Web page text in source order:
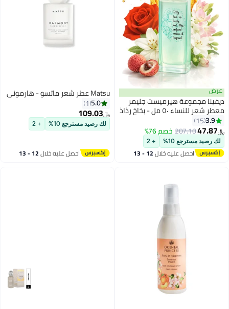
عرض
ديفينا مجموعة هيرميست جليمر
معطر شعر للنساء ٥٠ مل - بخاخ رذاذ
للشعر يدوم طويلًا | عطر للشعر
للاستخدام اليومي
3.9
15
﷼‏47.87
207.10خصم 76%
لك رصيد مسترجع 10% + 2
احصل عليه خلال 12 - 13
اغسطس
Matsu عطر شعر ماتسو - هارموني
5.0
1
﷼‏109.03
لك رصيد مسترجع 10% + 2
احصل عليه خلال 12 - 13
اغسطس